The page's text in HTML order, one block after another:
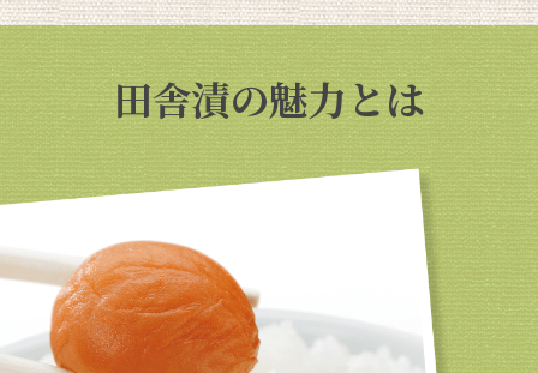
お客様からお問い合わせが殺到するよう
になりました。広告など一切せず、口コ
田舎漬の魅力とは